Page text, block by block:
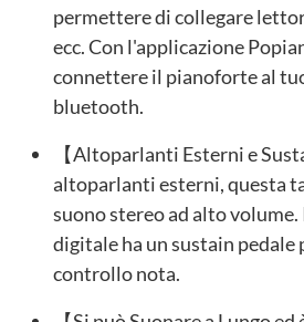
permettere di collegare
ecc. Con l'applicazione
connettere il pianoforte al
bluetooth.
【Altoparlanti Esterni e
altoparlanti esterni, questa
suono stereo ad alto
digitale ha un sustain pedale
controllo nota.